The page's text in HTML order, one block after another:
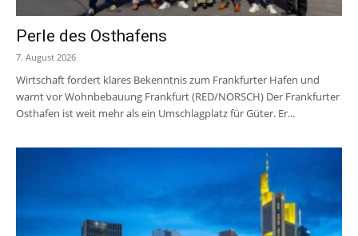
Perle des Osthafens
7. August 2026
Wirtschaft fordert klares Bekenntnis zum Frankfurter Hafen und
warnt vor Wohnbebauung Frankfurt (RED/NORSCH) Der Frankfurter
Osthafen ist weit mehr als ein Umschlagplatz für Güter. Er...